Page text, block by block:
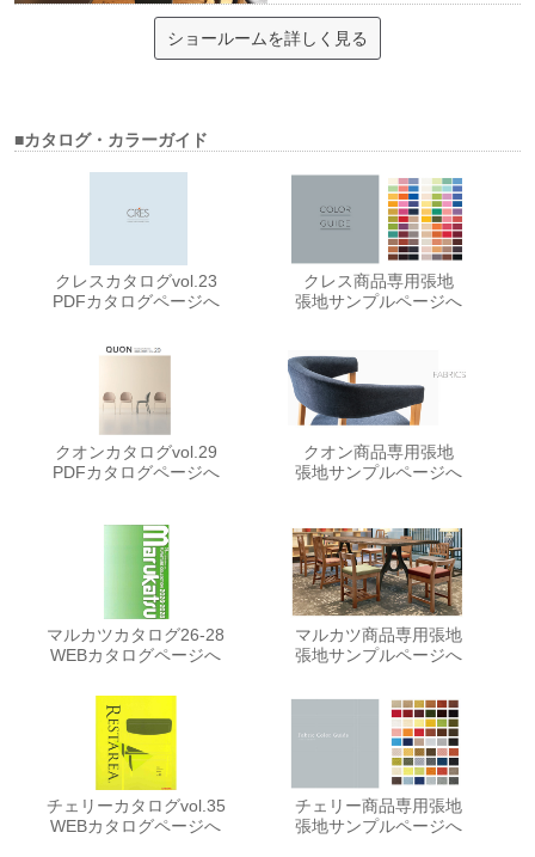
ショールームを詳しく見る
■カタログ・カラーガイド
クレスカタログvol.23
PDFカタログページへ
クレス商品専用張地
張地サンプルページへ
クオンカタログvol.29
PDFカタログページへ
クオン商品専用張地
張地サンプルページへ
マルカツカタログ26-28
WEBカタログページへ
マルカツ商品専用張地
張地サンプルページへ
チェリーカタログvol.35
WEBカタログページへ
チェリー商品専用張地
張地サンプルページへ